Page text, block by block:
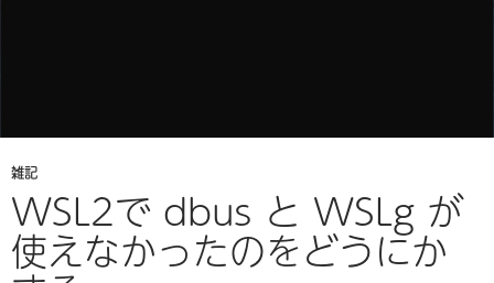
雑記
WSL2で dbus と WSLg が
使えなかったのをどうにか